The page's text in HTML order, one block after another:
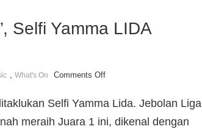
Selfi Yamma LIDA
, What's On Comments Off
Selfi Yamma Lida. Jebolan Liga
meraih Juara 1 ini, dikenal dengan